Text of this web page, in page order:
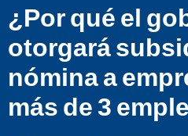
¿Por qué el
otorgará
nómina a
más de 3